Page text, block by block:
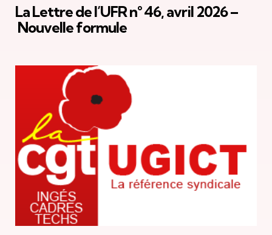
La Lettre de l’UFR n° 46, avril 2026 –
Nouvelle formule